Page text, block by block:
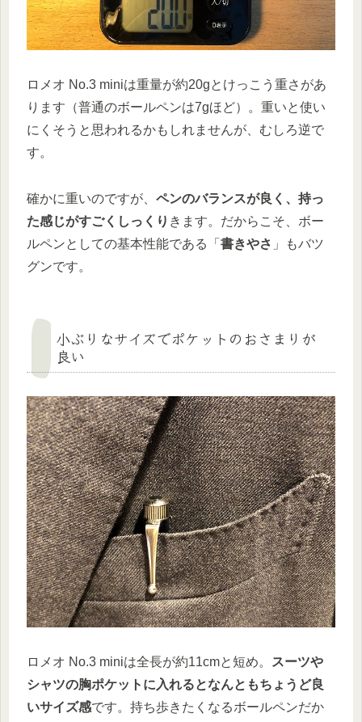
ロメオ No.3 miniは重量が約20gとけっこう重さがあ
ります（普通のボールペンは7gほど）。重いと使い
にくそうと思われるかもしれませんが、むしろ逆で
す。
確かに重いのですが、 ペンのバランスが良く、持っ
た感じがすごくしっくり きます。だからこそ、ボー
ルペンとしての基本性能である「 書きやさ 」もバツ
グンです。
小ぶりなサイズでポケットのおさまりが
良い
ロメオ No.3 miniは全長が約11cmと短め。
スーツや
シャツの胸ポケットに入れるとなんともちょうど良
いサイズ感です。持ち歩きたくなるボールペンだか